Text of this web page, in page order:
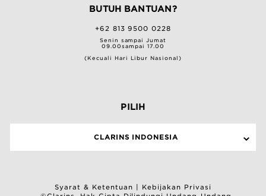
BUTUH BANTUAN?
+62 813 9500 0228
Senin sampai Jumat
09.00sampai 17.00
(Kecuali Hari Libur Nasional)
PILIH
CLARINS INDONESIA
Syarat & Ketentuan | Kebijakan Privasi